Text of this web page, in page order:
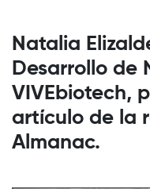
Natalia
Desarrollo de
VIVEbiotech,
artículo de la
Almanac.